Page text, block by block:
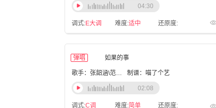
调式:E大调 难度:适中 还原度:
04:30
弹唱 如果的事
歌手：张韶涵\范玮琪 制谱：喵了个艺
调式:C调 难度:简单 还原度:
02:08